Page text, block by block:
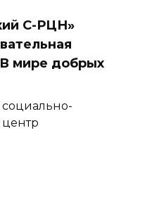
С-РЦН»
мире добрых